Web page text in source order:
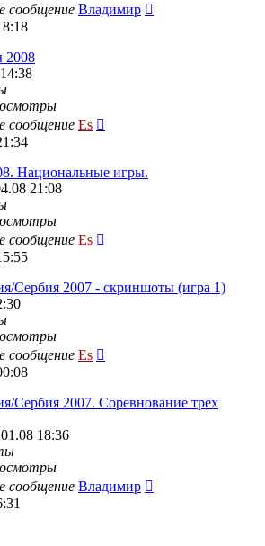
сообщение Владимир
2008
сообщение Es
Национальные игры.
21:08
сообщение Es
Сербия 2007 - скриншоты (игра 1)
сообщение Es
Сербия 2007. Соревнование трех
18:36
сообщение Владимир